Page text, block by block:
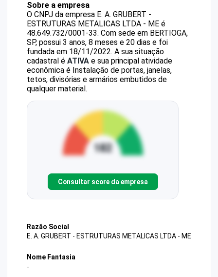
Sobre a empresa
O CNPJ da empresa E. A. GRUBERT -
ESTRUTURAS METALICAS LTDA - ME é
48.649.732/0001-33. Com sede em BERTIOGA,
SP, possui 3 anos, 8 meses e 20 dias e foi
fundada em 18/11/2022. A sua situação
cadastral é ATIVA e sua principal atividade
econômica é Instalação de portas, janelas,
tetos, divisórias e armários embutidos de
qualquer material.
Consultar score da empresa
Razão Social
E. A. GRUBERT - ESTRUTURAS METALICAS LTDA - ME
Nome Fantasia
-